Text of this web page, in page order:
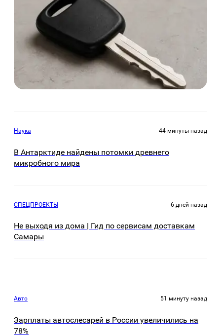
Наука 44 минуты назад
В Антарктиде найдены потомки древнего
микробного мира
СПЕЦПРОЕКТЫ 6 дней назад
Не выходя из дома | Гид по сервисам доставкам
Самары
Авто 51 минуту назад
Зарплаты автослесарей в России увеличились на
78%